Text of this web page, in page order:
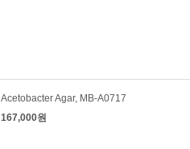
Acetobacter Agar, MB-A0717
167,000원